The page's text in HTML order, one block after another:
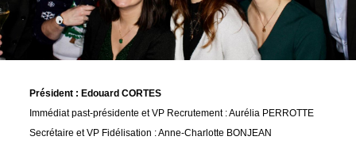
Président : Edouard CORTES
Immédiat past-présidente et VP Recrutement : Aurélia PERROTTE
Secrétaire et VP Fidélisation : Anne-Charlotte BONJEAN